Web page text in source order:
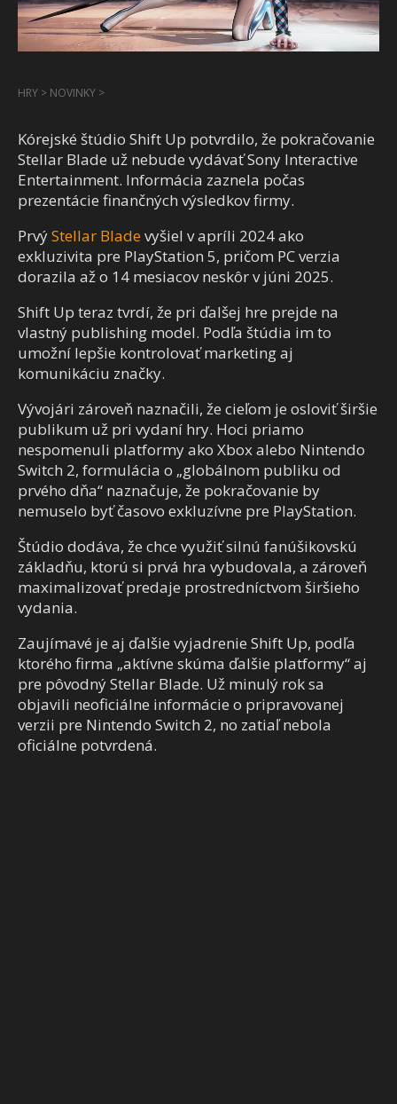
HRY > NOVINKY >
Kórejské štúdio Shift Up potvrdilo, že pokračovanie
Stellar Blade už nebude vydávať Sony Interactive
Entertainment. Informácia zaznela počas
prezentácie finančných výsledkov firmy.
PrvýStellar Blade vyšiel v apríli 2024 ako
exkluzivita pre PlayStation 5, pričom PC verzia
dorazila až o 14 mesiacov neskôr v júni 2025.
Shift Up teraz tvrdí, že pri ďalšej hre prejde na
vlastný publishing model. Podľa štúdia im to
umožní lepšie kontrolovať marketing aj
komunikáciu značky.
Vývojári zároveň naznačili, že cieľom je osloviť širšie
publikum už pri vydaní hry. Hoci priamo
nespomenuli platformy ako Xbox alebo Nintendo
Switch 2, formulácia o „globálnom publiku od
prvého dňa“ naznačuje, že pokračovanie by
nemuselo byť časovo exkluzívne pre PlayStation.
Štúdio dodáva, že chce využiť silnú fanúšikovskú
základňu, ktorú si prvá hra vybudovala, a zároveň
maximalizovať predaje prostredníctvom širšieho
vydania.
Zaujímavé je aj ďalšie vyjadrenie Shift Up, podľa
ktorého firma „aktívne skúma ďalšie platformy“ aj
pre pôvodný Stellar Blade. Už minulý rok sa
objavili neoficiálne informácie o pripravovanej
verzii pre Nintendo Switch 2, no zatiaľ nebola
oficiálne potvrdená.